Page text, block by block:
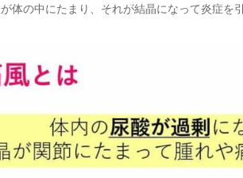
体の中にたまり、それが結晶になって炎症を